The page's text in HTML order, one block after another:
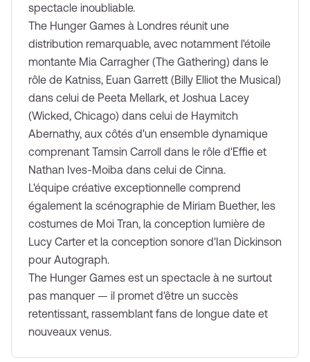
spectacle inoubliable.
The Hunger Games à Londres réunit une
distribution remarquable, avec notamment l'étoile
montante Mia Carragher (The Gathering) dans le
rôle de Katniss, Euan Garrett (Billy Elliot the Musical)
dans celui de Peeta Mellark, et Joshua Lacey
(Wicked, Chicago) dans celui de Haymitch
Abernathy, aux côtés d'un ensemble dynamique
comprenant Tamsin Carroll dans le rôle d'Effie et
Nathan Ives-Moiba dans celui de Cinna.
L'équipe créative exceptionnelle comprend
également la scénographie de Miriam Buether, les
costumes de Moi Tran, la conception lumière de
Lucy Carter et la conception sonore d'Ian Dickinson
pour Autograph.
The Hunger Games est un spectacle à ne surtout
pas manquer — il promet d'être un succès
retentissant, rassemblant fans de longue date et
nouveaux venus.